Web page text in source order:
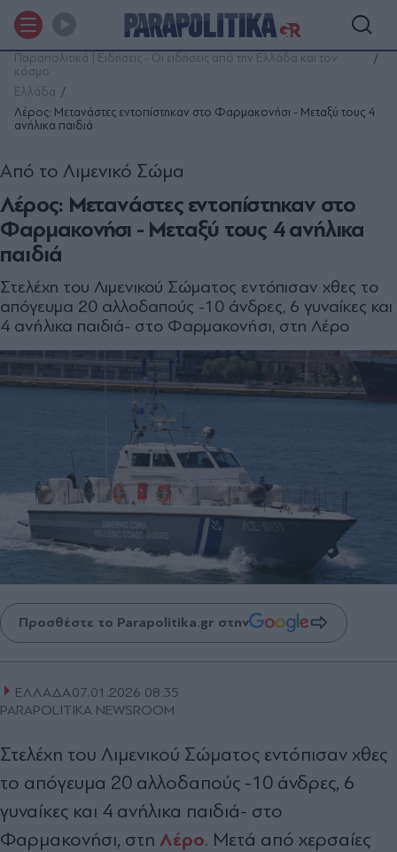
Παραπολιτικά | Ειδήσεις - Οι ειδήσεις από την Ελλάδα και τον
κόσμο
Ελλάδα
Λέρος: Μετανάστες εντοπίστηκαν στο Φαρμακονήσι - Μεταξύ τους 4
ανήλικα παιδιά
Λέρος: Μετανάστες εντοπίστηκαν στο
Φαρμακονήσι - Μεταξύ τους 4 ανήλικα
παιδιά
Από το Λιμενικό Σώμα
Στελέχη του Λιμενικού Σώματος εντόπισαν χθες το
απόγευμα 20 αλλοδαπούς -10 άνδρες, 6 γυναίκες και
4 ανήλικα παιδιά- στο Φαρμακονήσι, στη Λέρο
Προσθέστε το Parapolitika.gr στην
ΕΛΛΑΔΑ07.01.2026 08:35
PARAPOLITIKA NEWSROOM
Στελέχη του Λιμενικού Σώματος εντόπισαν χθες
το απόγευμα 20 αλλοδαπούς -10 άνδρες, 6
γυναίκες και 4 ανήλικα παιδιά- στο
Φαρμακονήσι, στη Λέρο. Μετά από χερσαίες